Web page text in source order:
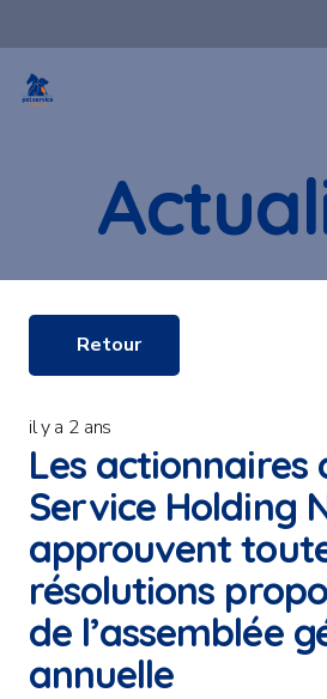
Retour
il y a 2 ans
Les actionnaires
Service Holding
approuvent
résolutions
de l’assemblée
annuelle